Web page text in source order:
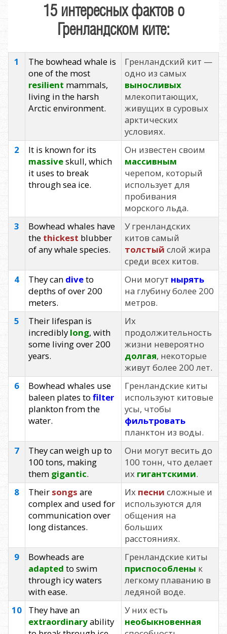
15 интересных фактов о
Гренландском ките:
1
The bowhead whale is
one of the most
resilient mammals,
living in the harsh
Arctic environment.
Гренландский кит —
одно из самых
выносливых
млекопитающих,
живущих в суровых
арктических
условиях.
2
It is known for its
massiveskull, which
it uses to break
through sea ice.
Он известен своим
массивным
черепом, который
использует для
пробивания
морского льда.
3
Bowhead whales have
the thickest blubber
of any whale species.
У гренландских
китов самый
толстый слой жира
среди всех китов.
4
They can diveto
depths of over 200
meters.
Они могут нырять
на глубину более 200
метров.
5
Their lifespan is
incredibly long, with
some living over 200
years.
Их
продолжительность
жизни невероятно
долгая, некоторые
живут более 200 лет.
6
Bowhead whales use
baleen plates to filter
plankton from the
water.
Гренландские киты
используют китовые
усы, чтобы
фильтровать
планктон из воды.
7
They can weigh up to
100 tons, making
them gigantic.
Они могут весить до
100 тонн, что делает
их гигантскими.
8
Their songs are
complex and used for
communication over
long distances.
Их песни сложные и
используются для
общения на
больших
расстояниях.
9
Bowheads are
adapted to swim
through icy waters
with ease.
Гренландские киты
приспособлены к
легкому плаванию в
ледяной воде.
10
They have an
extraordinaryability
У них есть
необыкновенная